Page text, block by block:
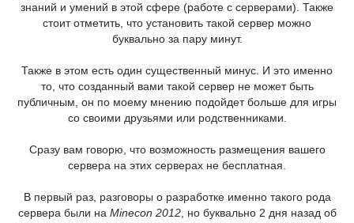
знаний и умений в этой сфере (работе с серверами). Также
стоит отметить, что установить такой сервер можно
буквально за пару минут.
Также в этом есть один существенный минус. И это именно
то, что созданный вами такой сервер не может быть
публичным, он по моему мнению подойдет больше для игры
со своими друзьями или родственниками.
Сразу вам говорю, что возможность размещения вашего
сервера на этих серверах не бесплатная.
В первый раз, разговоры о разработке именно такого рода
сервера были на Minecon 2012, но буквально 2 дня назад об